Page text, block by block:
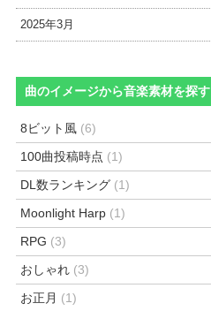
2025年3月
曲のイメージから音楽素材を探す
8ビット風 (6)
100曲投稿時点 (1)
DL数ランキング (1)
Moonlight Harp (1)
RPG (3)
おしゃれ (3)
お正月 (1)